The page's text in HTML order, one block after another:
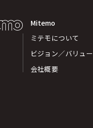
Mitemo
ミテモについて
ビジョン／バリュー
会社概要